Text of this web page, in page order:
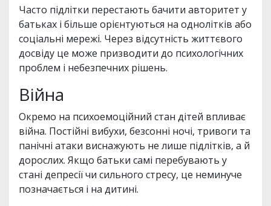
Часто підлітки перестають бачити авторитет у
батьках і більше орієнтуються на однолітків або
соціальні мережі. Через відсутність життєвого
досвіду це може призводити до психологічних
проблем і небезпечних рішень.
Війна
Окремо на психоемоційний стан дітей впливає
війна. Постійні вибухи, безсонні ночі, тривоги та
панічні атаки виснажують не лише підлітків, а й
дорослих. Якщо батьки самі перебувають у
стані депресії чи сильного стресу, це неминуче
позначається і на дитині.